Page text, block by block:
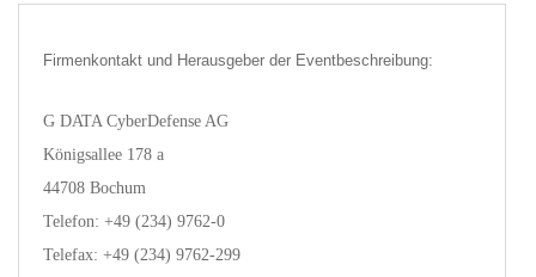
Firmenkontakt und Herausgeber der Eventbeschreibung:
G DATA CyberDefense AG
Königsallee 178 a
44708 Bochum
Telefon: +49 (234) 9762-0
Telefax: +49 (234) 9762-299